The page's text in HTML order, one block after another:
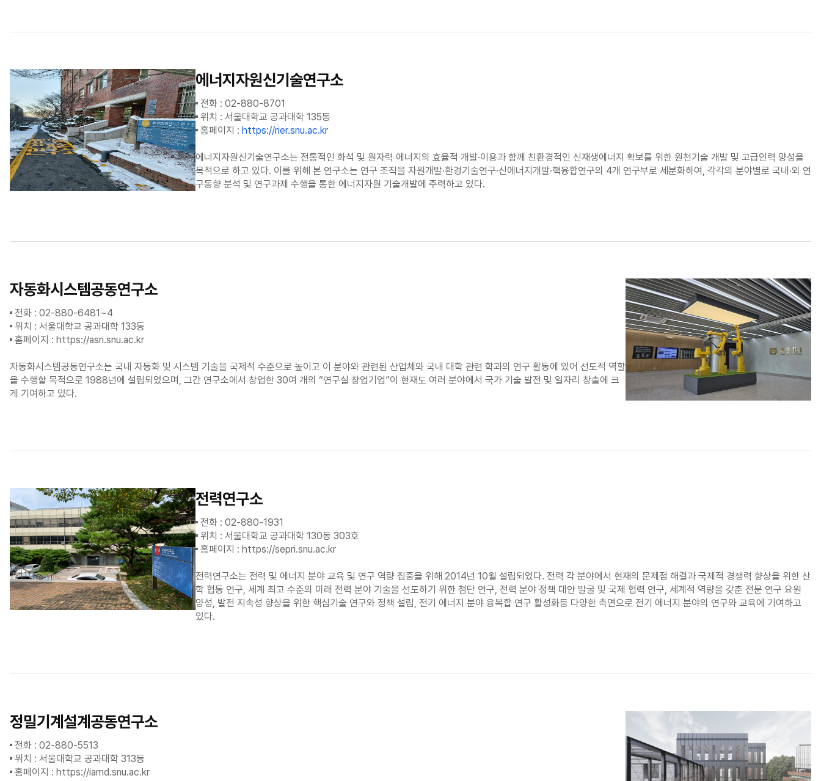
에너지자원신기술연구소
전화 : 02-880-8701
위치 : 서울대학교 공과대학 135동
홈페이지 : https://rier.snu.ac.kr
에너지자원신기술연구소는 전통적인 화석 및 원자력 에너지의 효율적 개발·이용과 함께 친환경적인 신재생에너지 확보를 위한 원천기술 개발 및 고급인력 양성을
목적으로 하고 있다. 이를 위해 본 연구소는 연구 조직을 자원개발·환경기술연구·신에너지개발·핵융합연구의 4개 연구부로 세분화하여, 각각의 분야별로 국내·외 연
구동향 분석 및 연구과제 수행을 통한 에너지자원 기술개발에 주력하고 있다.
자동화시스템공동연구소
전화 : 02-880-6481~4
위치 : 서울대학교 공과대학 133동
홈페이지 : https://asri.snu.ac.kr
자동화시스템공동연구소는 국내 자동화 및 시스템 기술을 국제적 수준으로 높이고 이 분야와 관련된 산업체와 국내 대학 관련 학과의 연구 활동에 있어 선도적 역할
을 수행할 목적으로 1988년에 설립되었으며, 그간 연구소에서 창업한 30여 개의 “연구실 창업기업”이 현재도 여러 분야에서 국가 기술 발전 및 일자리 창출에 크
게 기여하고 있다.
전력연구소
전화 : 02-880-1931
위치 : 서울대학교 공과대학 130동 303호
홈페이지 : https://sepri.snu.ac.kr
전력연구소는 전력 및 에너지 분야 교육 및 연구 역량 집중을 위해 2014년 10월 설립되었다. 전력 각 분야에서 현재의 문제점 해결과 국제적 경쟁력 향상을 위한 산
학 협동 연구, 세계 최고 수준의 미래 전력 분야 기술을 선도하기 위한 첨단 연구, 전력 분야 정책 대안 발굴 및 국제 협력 연구, 세계적 역량을 갖춘 전문 연구 요원
양성, 발전 지속성 향상을 위한 핵심기술 연구와 정책 설립, 전기 에너지 분야 융복합 연구 활성화등 다양한 측면으로 전기 에너지 분야의 연구와 교육에 기여하고
있다.
정밀기계설계공동연구소
전화 : 02-880-5513
위치 : 서울대학교 공과대학 313동
홈페이지 : https://iamd.snu.ac.kr